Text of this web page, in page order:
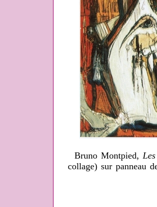
Bruno Montpied,
collage) sur panneau